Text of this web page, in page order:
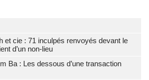
et cie : 71 inculpés renvoyés devant le
d’un non-lieu
Ba : Les dessous d’une transaction